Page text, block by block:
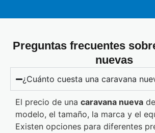
Preguntas frecuentes
nuevas
¿Cuánto cuesta una caravana
El precio de una caravana nueva
modelo, el tamaño, la marca y el
Existen opciones para diferentes